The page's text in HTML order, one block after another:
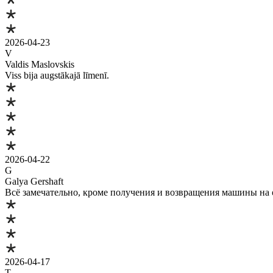
2026-04-23
V
Valdis Maslovskis
Viss bija augstākajā līmenī.
2026-04-22
G
Galya Gershaft
Всё замечательно, кроме получения и возвращения машины
2026-04-17